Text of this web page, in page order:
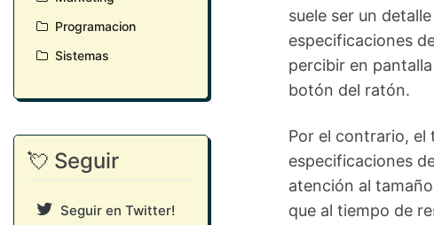
Programacion
Sistemas
💘 Seguir
Seguir en Twitter!
suele ser un
especificaciones
percibir en
botón del ratón.
Por el contrario, el
especificaciones
atención al
que al tiempo de